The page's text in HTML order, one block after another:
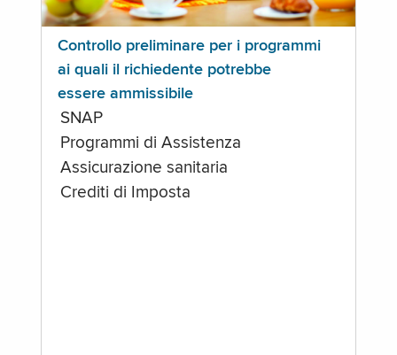
Controllo preliminare per i programmi
ai quali il richiedente potrebbe
essere ammissibile
SNAP
Programmi di Assistenza
Assicurazione sanitaria
Crediti di Imposta